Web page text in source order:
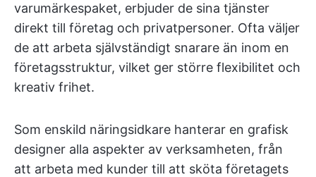
varumärkespaket, erbjuder de sina tjänster
direkt till företag och privatpersoner. Ofta väljer
de att arbeta självständigt snarare än inom en
företagsstruktur, vilket ger större flexibilitet och
kreativ frihet.
Som enskild näringsidkare hanterar en grafisk
designer alla aspekter av verksamheten, från
att arbeta med kunder till att sköta företagets